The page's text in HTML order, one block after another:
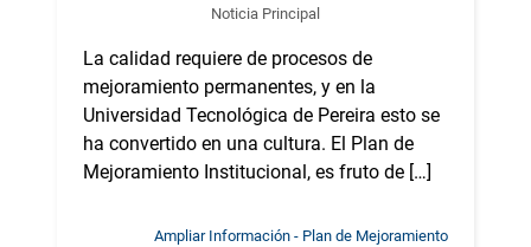
Noticia Principal
La calidad requiere de procesos de
mejoramiento permanentes, y en la
Universidad Tecnológica de Pereira esto se
ha convertido en una cultura. El Plan de
Mejoramiento Institucional, es fruto de […]
Ampliar Información - Plan de Mejoramiento